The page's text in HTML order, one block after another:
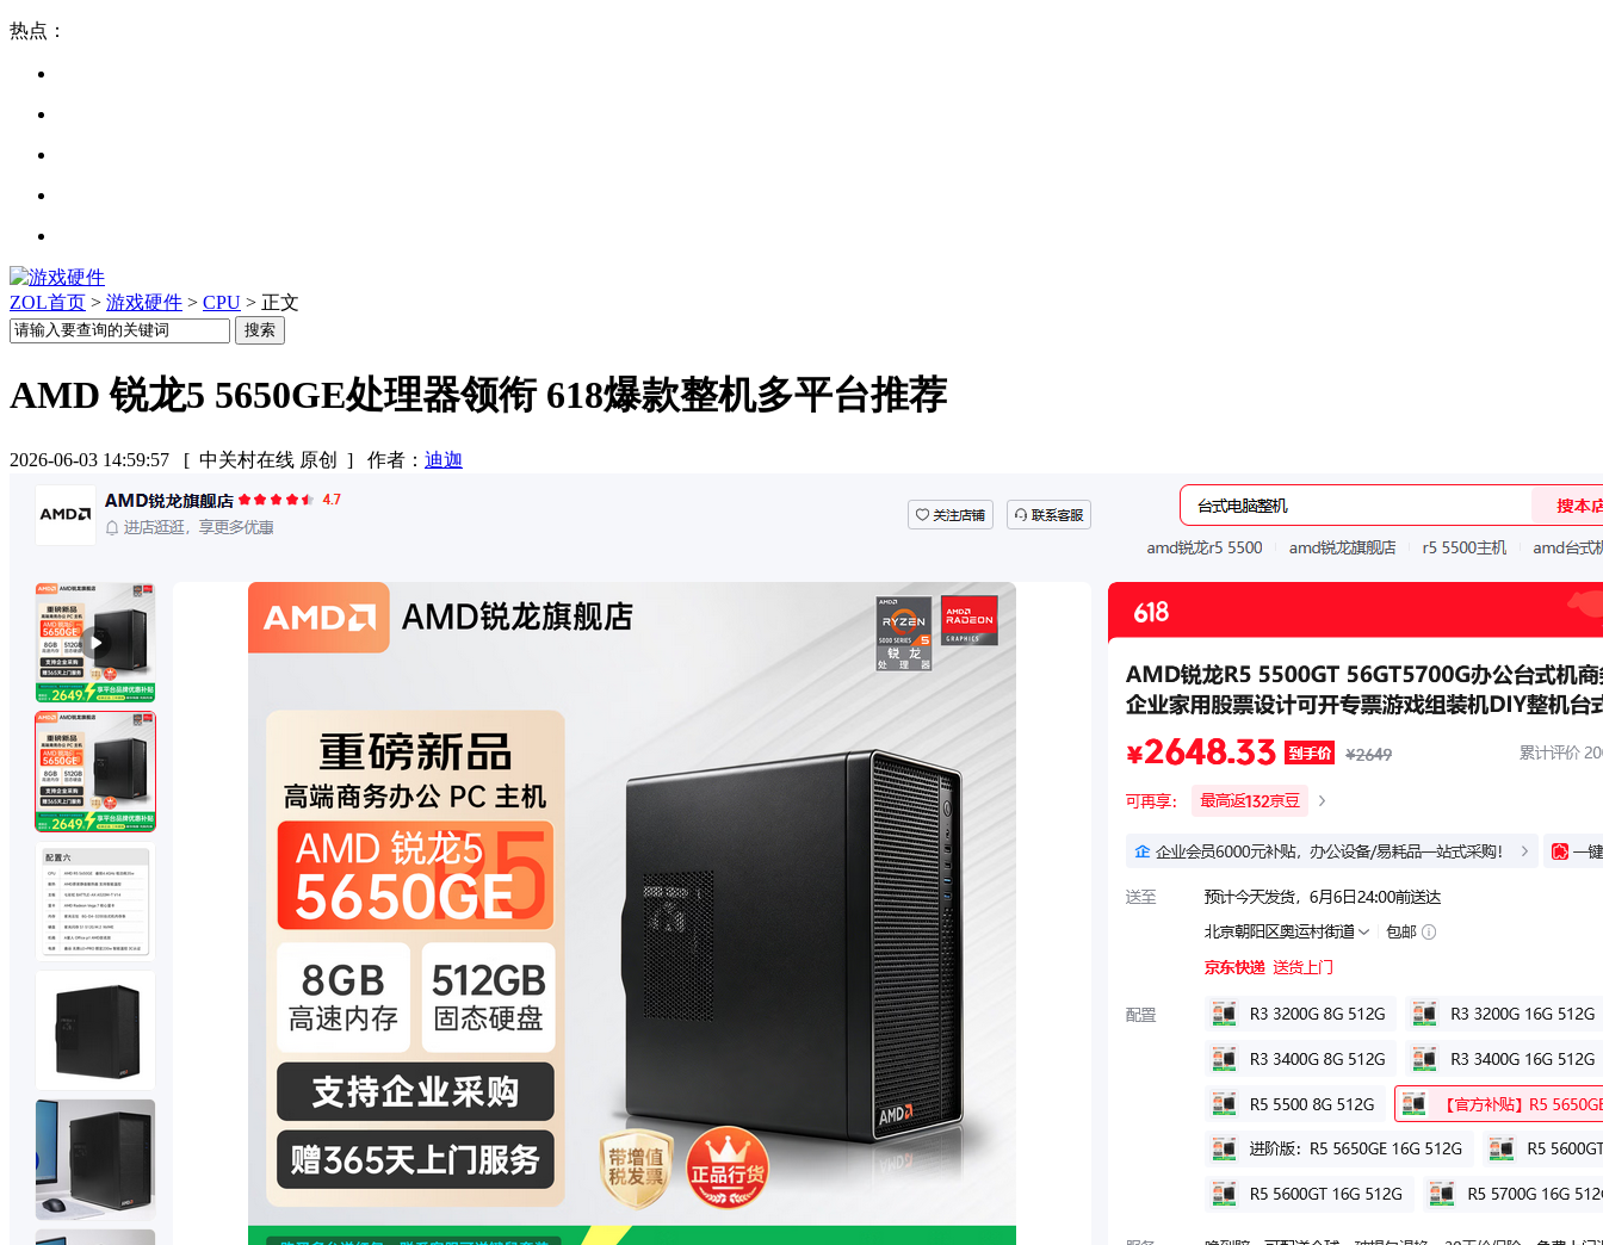
热点：
ZOL首页 > 游戏硬件 > CPU > 正文
AMD 锐龙5 5650GE处理器领衔 618爆款整机多平台推荐
2026-06-03 14:59:57 [ 中关村在线 原创 ] 作者： 迪迦